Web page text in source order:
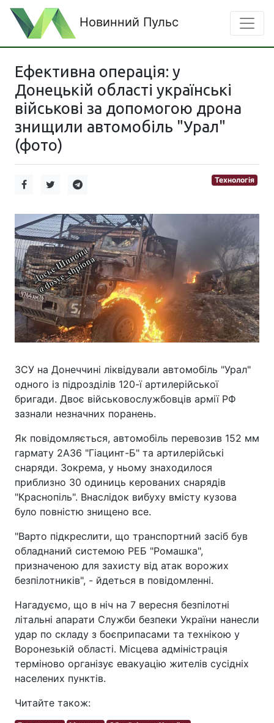
Новинний Пульс
Ефективна операція: у
Донецькій області українські
військові за допомогою дрона
знищили автомобіль "Урал"
(фото)
Технологія
ЗСУ на Донеччині ліквідували автомобіль "Урал"
одного із підрозділів 120-ї артилерійської
бригади. Двоє військовослужбовців армії РФ
зазнали незначних поранень.
Як повідомляється, автомобіль перевозив 152 мм
гармату 2А36 "Гіацинт-Б" та артилерійські
снаряди. Зокрема, у ньому знаходилося
приблизно 30 одиниць керованих снарядів
"Краснопіль". Внаслідок вибуху вмісту кузова
було повністю знищено все.
"Варто підкреслити, що транспортний засіб був
обладнаний системою РЕБ "Ромашка",
призначеною для захисту від атак ворожих
безпілотників", - йдеться в повідомленні.
Нагадуємо, що в ніч на 7 вересня безпілотні
літальні апарати Служби безпеки України нанесли
удар по складу з боєприпасами та технікою у
Воронезькій області. Місцева адміністрація
терміново організує евакуацію жителів сусідніх
населених пунктів.
Читайте також: